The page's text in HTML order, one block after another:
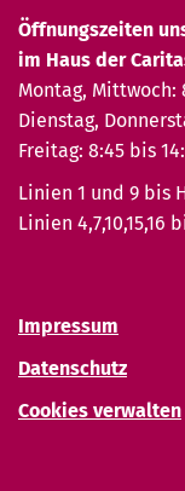
Öffnungszeiten
im Haus der
Montag, Mittwoch:
Dienstag,
Freitag: 8:45 bis
Linien 1 und 9 bis
Linien
Impressum
Datenschutz
Cookies verwalten